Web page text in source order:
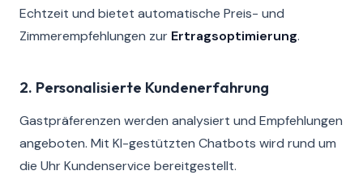
Echtzeit und bietet automatische Preis- und
Zimmerempfehlungen zur Ertragsoptimierung.
2. Personalisierte Kundenerfahrung
Gastpräferenzen werden analysiert und Empfehlungen
angeboten. Mit KI-gestützten Chatbots wird rund um
die Uhr Kundenservice bereitgestellt.